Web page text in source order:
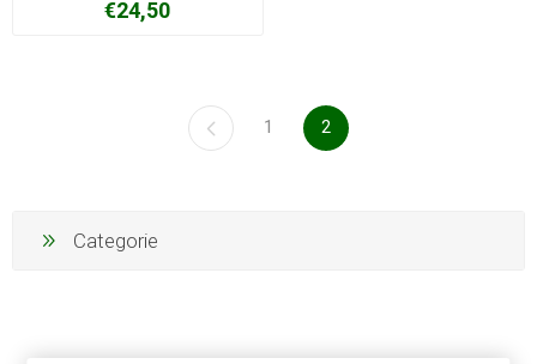
€24,50
1 2
Categorie